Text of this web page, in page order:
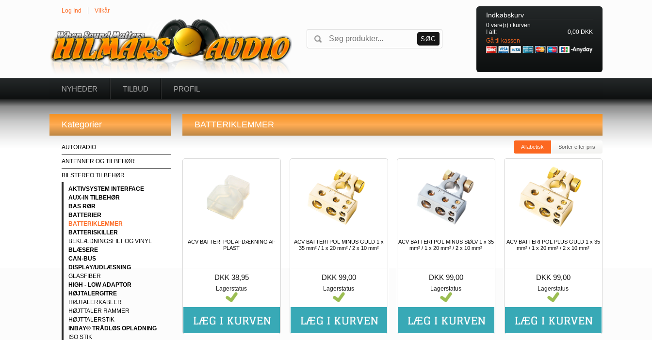
Log Ind Vilkår
Indkøbskurv
0 vare(r) i kurven
I alt:
0,00 DKK
Gå til kassen
NYHEDER TILBUD PROFIL
Kategorier
AUTORADIO
ANTENNER OG TILBEHØR
BILSTEREO TILBEHØR
AKTIVSYSTEM INTERFACE
AUX-IN TILBEHØR
BAS RØR
BATTERIER
BATTERIKLEMMER
BATTERISKILLER
BEKLÆDNINGSFILT OG VINYL
BLÆSERE
CAN-BUS
DISPLAY/UDLÆSNING
GLASFIBER
HIGH - LOW ADAPTOR
HØJTALERGITRE
HØJTALERKABLER
HØJTTALER RAMMER
HØJTTALERSTIK
INBAY® TRÅDLØS OPLADNING
ISO STIK
BATTERIKLEMMER
Alfabetisk Sorter efter pris
ACV BATTERI POL AFDÆKNING AF
PLAST
DKK 38,95
Lagerstatus
ACV BATTERI POL MINUS GULD 1 x
35 mm² / 1 x 20 mm² / 2 x 10 mm²
DKK 99,00
Lagerstatus
ACV BATTERI POL MINUS SØLV 1 x 35
mm² / 1 x 20 mm² / 2 x 10 mm²
DKK 99,00
Lagerstatus
ACV BATTERI POL PLUS GULD 1 x 35
mm² / 1 x 20 mm² / 2 x 10 mm²
DKK 99,00
Lagerstatus